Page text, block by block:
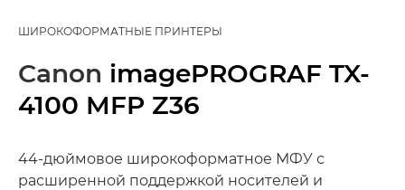
ШИРОКОФОРМАТНЫЕ ПРИНТЕРЫ
Canon imagePROGRAF TX-
4100 MFP Z36
44-дюймовое широкоформатное МФУ с
расширенной поддержкой носителей и